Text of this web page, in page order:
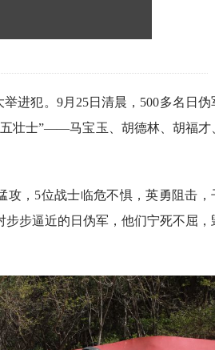
进犯。9月25日清晨，500多名日伪
壮士”——马宝玉、胡德林、胡福才
攻，5位战士临危不惧，英勇阻击，
步逼近的日伪军，他们宁死不屈，